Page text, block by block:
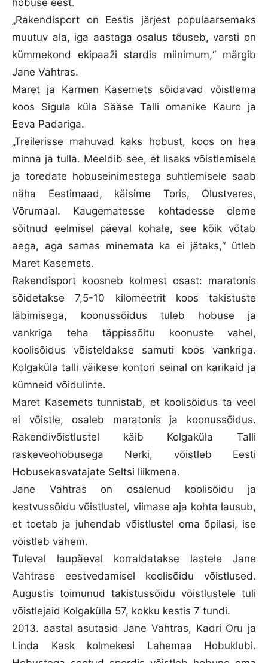
hobuse eest.
„Rakendisport on Eestis järjest populaarsemaks
muutuv ala, iga aastaga osalus tõuseb, varsti on
kümmekond ekipaaži stardis miinimum,“ märgib
Jane Vahtras.
Maret ja Karmen Kasemets sõidavad võistlema
koos Sigula küla Sääse Talli omanike Kauro ja
Eeva Padariga.
„Treilerisse mahuvad kaks hobust, koos on hea
minna ja tulla. Meeldib see, et lisaks võistlemisele
ja toredate hobuseinimestega suhtlemisele saab
näha Eestimaad, käisime Toris, Olustveres,
Võrumaal. Kaugematesse kohtadesse oleme
sõitnud eelmisel päeval kohale, see kõik võtab
aega, aga samas minemata ka ei jätaks,“ ütleb
Maret Kasemets.
Rakendisport koosneb kolmest osast: maratonis
sõidetakse 7,5-10 kilomeetrit koos takistuste
läbimisega, koonussõidus tuleb hobuse ja
vankriga teha täppissõitu koonuste vahel,
koolisõidus võisteldakse samuti koos vankriga.
Kolgaküla talli väikese kontori seinal on karikaid ja
kümneid võidulinte.
Maret Kasemets tunnistab, et koolisõidus ta veel
ei võistle, osaleb maratonis ja koonussõidus.
Rakendivõistlustel käib Kolgaküla Talli
raskeveohobusega Nerki, võistleb Eesti
Hobusekasvatajate Seltsi liikmena.
Jane Vahtras on osalenud koolisõidu ja
kestvussõidu võistlustel, viimase aja kohta lausub,
et toetab ja juhendab võistlustel oma õpilasi, ise
võistleb vähem.
Tuleval laupäeval korraldatakse lastele Jane
Vahtrase eestvedamisel koolisõidu võistlused.
Augustis toimunud takistussõidu võistlustele tuli
võistlejaid Kolgakülla 57, kokku kestis 7 tundi.
2013. aastal asutasid Jane Vahtras, Kadri Oru ja
Linda Kask kolmekesi Lahemaa Hobuklubi.